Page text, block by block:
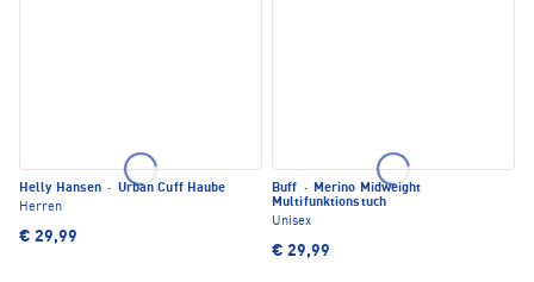
Helly Hansen · Urban Cuff Haube
Herren
€ 29,99
Buff · Merino Midweight
Multifunktionstuch
Unisex
€ 29,99